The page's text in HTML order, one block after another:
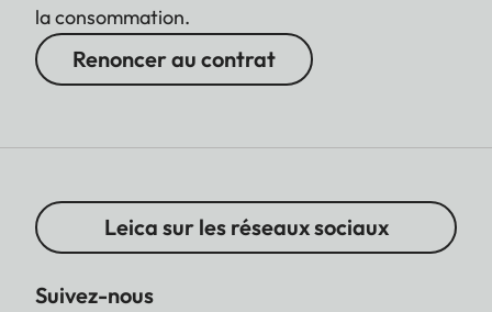
la consommation.
Renoncer au contrat
Leica sur les réseaux sociaux
Suivez-nous